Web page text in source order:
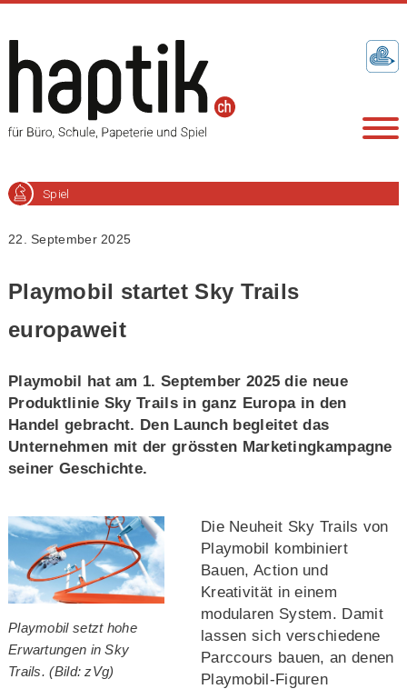
Spiel
22. September 2025
Playmobil startet Sky Trails
europaweit
Playmobil hat am 1. September 2025 die neue
Produktlinie Sky Trails in ganz Europa in den
Handel gebracht. Den Launch begleitet das
Unternehmen mit der grössten Marketingkampagne
seiner Geschichte.
Playmobil setzt hohe
Erwartungen in Sky
Trails. (Bild: zVg)
Die Neuheit Sky Trails von
Playmobil kombiniert
Bauen, Action und
Kreativität in einem
modularen System. Damit
lassen sich verschiedene
Parccours bauen, an denen
Playmobil-Figuren